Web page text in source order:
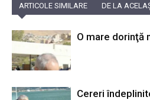
ARTICOLE SIMILARE DE LA
O mare dorinţă
Cereri